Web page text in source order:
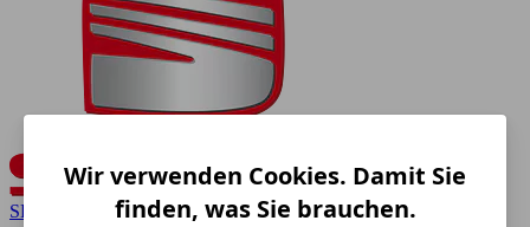
SEAT
Wir verwenden Cookies. Damit Sie
finden, was Sie brauchen.